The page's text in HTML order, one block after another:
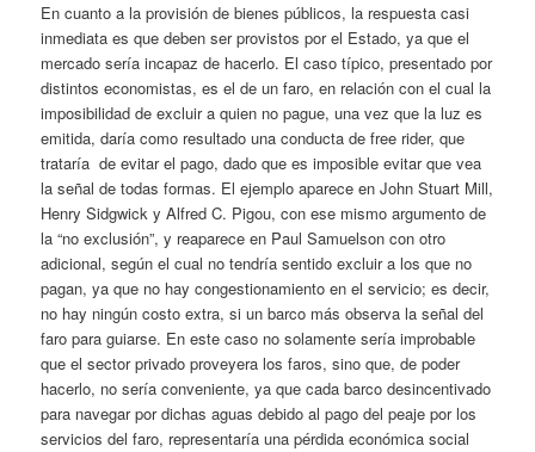
En cuanto a la provisión de bienes públicos, la respuesta casi
inmediata es que deben ser provistos por el Estado, ya que el
mercado sería incapaz de hacerlo. El caso típico, presentado por
distintos economistas, es el de un faro, en relación con el cual la
imposibilidad de excluir a quien no pague, una vez que la luz es
emitida, daría como resultado una conducta de free rider, que
trataría de evitar el pago, dado que es imposible evitar que vea
la señal de todas formas. El ejemplo aparece en John Stuart Mill,
Henry Sidgwick y Alfred C. Pigou, con ese mismo argumento de
la “no exclusión”, y reaparece en Paul Samuelson con otro
adicional, según el cual no tendría sentido excluir a los que no
pagan, ya que no hay congestionamiento en el servicio; es decir,
no hay ningún costo extra, si un barco más observa la señal del
faro para guiarse. En este caso no solamente sería improbable
que el sector privado proveyera los faros, sino que, de poder
hacerlo, no sería conveniente, ya que cada barco desincentivado
para navegar por dichas aguas debido al pago del peaje por los
servicios del faro, representaría una pérdida económica social